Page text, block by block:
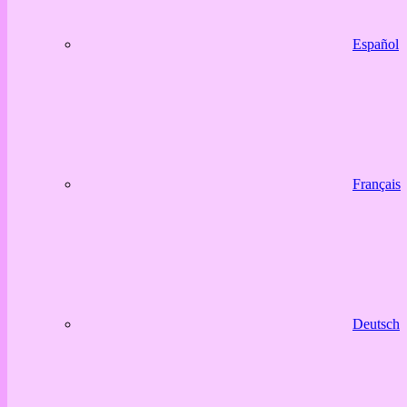
Español
Français
Deutsch